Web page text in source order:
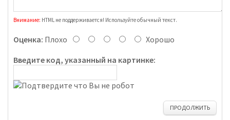
Внимание: HTML не поддерживается! Используйте обычный текст.
Оценка: Плохо
Хорошо
Введите код, указанный на картинке:
ПРОДОЛЖИТЬ